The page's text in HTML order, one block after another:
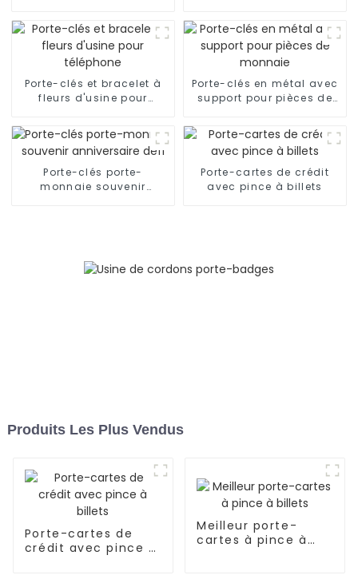
recto verso par
sublimation
serrage
Porte-clés et bracelet à
fleurs d'usine pour
Porte-clés en métal avec
support pour pièces de
Porte-clés porte-
monnaie souvenir
Porte-cartes de crédit
avec pince à billets
Produits Les Plus Vendus
Porte-cartes de
crédit avec pince à
Meilleur porte-
cartes à pince à